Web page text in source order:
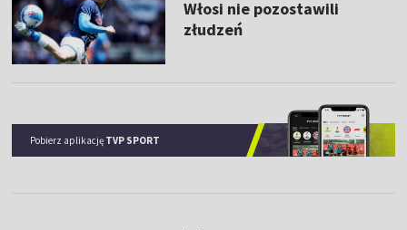
Włosi nie pozostawili
złudzeń
Pobierz aplikację TVP SPORT